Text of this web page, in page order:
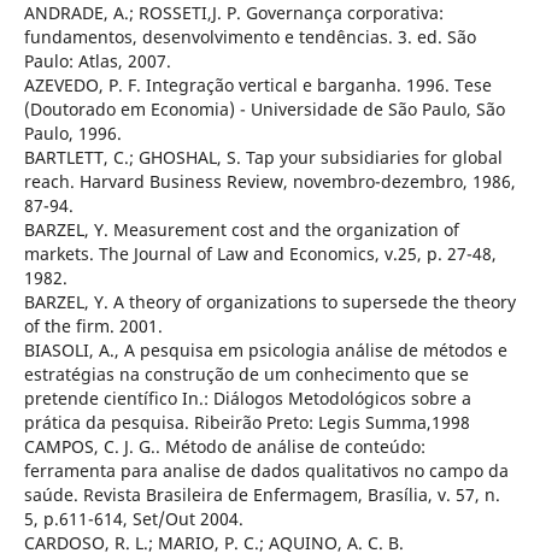
ANDRADE, A.; ROSSETI,J. P. Governança corporativa:
fundamentos, desenvolvimento e tendências. 3. ed. São
Paulo: Atlas, 2007.
AZEVEDO, P. F. Integração vertical e barganha. 1996. Tese
(Doutorado em Economia) - Universidade de São Paulo, São
Paulo, 1996.
BARTLETT, C.; GHOSHAL, S. Tap your subsidiaries for global
reach. Harvard Business Review, novembro-dezembro, 1986,
87-94.
BARZEL, Y. Measurement cost and the organization of
markets. The Journal of Law and Economics, v.25, p. 27-48,
1982.
BARZEL, Y. A theory of organizations to supersede the theory
of the firm. 2001.
BIASOLI, A., A pesquisa em psicologia análise de métodos e
estratégias na construção de um conhecimento que se
pretende científico In.: Diálogos Metodológicos sobre a
prática da pesquisa. Ribeirão Preto: Legis Summa,1998
CAMPOS, C. J. G.. Método de análise de conteúdo:
ferramenta para analise de dados qualitativos no campo da
saúde. Revista Brasileira de Enfermagem, Brasília, v. 57, n.
5, p.611-614, Set/Out 2004.
CARDOSO, R. L.; MARIO, P. C.; AQUINO, A. C. B.